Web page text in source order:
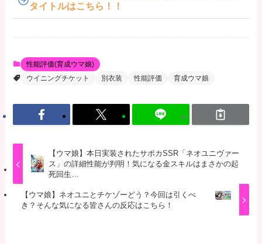
タイトルはこちら！！
性能評価(育成ウマ娘)
ウイニングチケット
別衣装 性能評価 育成ウマ娘
【ウマ娘】本日実装されたサポカSSR「ネオユニヴァー
ス」の詳細性能が判明！気になる金スキルはまさかの起
死回生…
【ウマ娘】ネオユニとチケゾーどう？今回は引くべ
き？そんな気になる皆さんの反応はこちら！